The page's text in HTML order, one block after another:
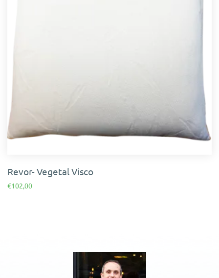
Revor- Vegetal Visco
€102,00